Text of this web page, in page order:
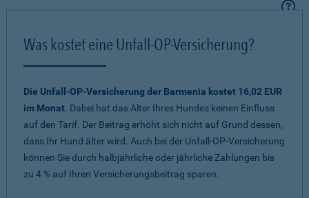
Was kostet eine Unfall-OP-Versicherung?
Die Unfall-OP-Versicherung der Barmenia kostet 16,02 EUR
im Monat. Dabei hat das Alter Ihres Hundes keinen Einfluss
auf den Tarif. Der Beitrag erhöht sich nicht auf Grund dessen,
dass Ihr Hund älter wird. Auch bei der Unfall-OP-Versicherung
können Sie durch halbjährliche oder jährliche Zahlungen bis
zu 4 % auf Ihren Versicherungsbeitrag sparen.